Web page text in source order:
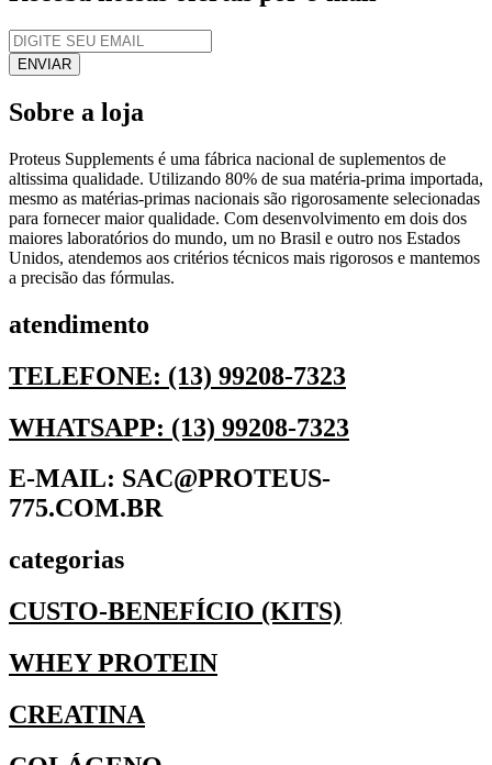
Sobre a loja
Proteus Supplements é uma fábrica nacional de suplementos de
altissima qualidade. Utilizando 80% de sua matéria-prima importada,
mesmo as matérias-primas nacionais são rigorosamente selecionadas
para fornecer maior qualidade. Com desenvolvimento em dois dos
maiores laboratórios do mundo, um no Brasil e outro nos Estados
Unidos, atendemos aos critérios técnicos mais rigorosos e mantemos
a precisão das fórmulas.
atendimento
TELEFONE: (13) 99208-7323
WHATSAPP: (13) 99208-7323
E-MAIL: SAC@PROTEUS-
775.COM.BR
categorias
CUSTO-BENEFÍCIO (KITS)
WHEY PROTEIN
CREATINA